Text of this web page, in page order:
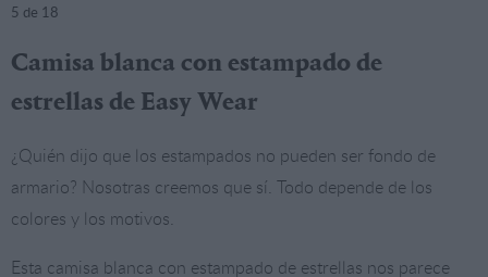
5 de 18
Camisa blanca con estampado de
estrellas de Easy Wear
¿Quién dijo que los estampados no pueden ser fondo de
armario? Nosotras creemos que sí. Todo depende de los
colores y los motivos.
Esta camisa blanca con estampado de estrellas nos parece